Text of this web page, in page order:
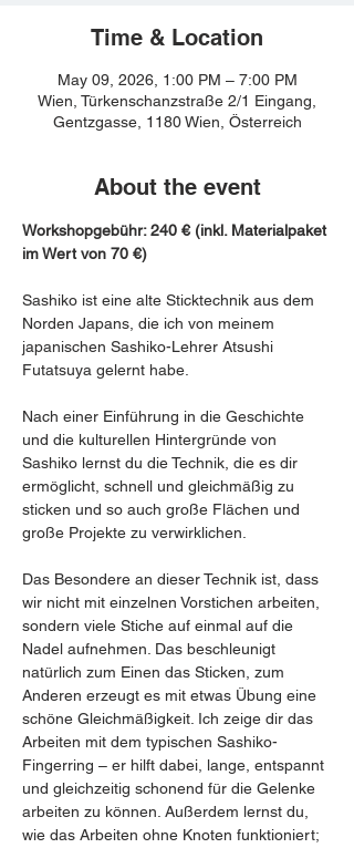
Time & Location
May 09, 2026, 1:00 PM – 7:00 PM
Wien, Türkenschanzstraße 2/1 Eingang,
Gentzgasse, 1180 Wien, Österreich
About the event
Workshopgebühr: 240 € (inkl. Materialpaket
im Wert von 70 €)
Sashiko ist eine alte Sticktechnik aus dem
Norden Japans, die ich von meinem
japanischen Sashiko-Lehrer Atsushi
Futatsuya gelernt habe.
Nach einer Einführung in die Geschichte
und die kulturellen Hintergründe von
Sashiko lernst du die Technik, die es dir
ermöglicht, schnell und gleichmäßig zu
sticken und so auch große Flächen und
große Projekte zu verwirklichen.
Das Besondere an dieser Technik ist, dass
wir nicht mit einzelnen Vorstichen arbeiten,
sondern viele Stiche auf einmal auf die
Nadel aufnehmen. Das beschleunigt
natürlich zum Einen das Sticken, zum
Anderen erzeugt es mit etwas Übung eine
schöne Gleichmäßigkeit. Ich zeige dir das
Arbeiten mit dem typischen Sashiko-
Fingerring – er hilft dabei, lange, entspannt
und gleichzeitig schonend für die Gelenke
arbeiten zu können. Außerdem lernst du,
wie das Arbeiten ohne Knoten funktioniert;